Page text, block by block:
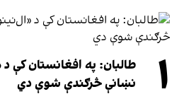
۱
طالبان: په افغانستان کې
نښانې څرګندې شوې دي